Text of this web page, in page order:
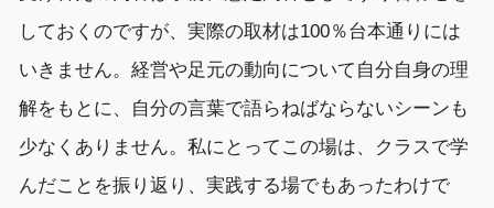
しておくのですが、 実際の取材は100％台本通りには
いきません。 経営や足元の動向について 自分自身の理
解をもとに、自分の言葉で語らねばならないシーンも
少なくありません。 私にとってこの場は、 クラスで学
んだことを振り返り、実践する場でもあったわけで